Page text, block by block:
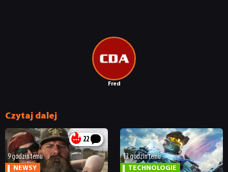
TECHNOLOGIE
DYSKUSJE
SKLEP
Fred
Czytaj dalej
22
9 godzin temu
NEWSY
13 godzin temu
TECHNOLOGIE